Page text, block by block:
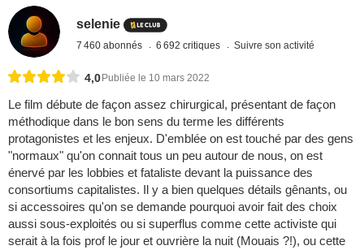
selenie
7 460 abonnés 6 692 critiques Suivre son activité
4,0 Publiée le 10 mars 2022
Le film débute de façon assez chirurgical, présentant de façon
méthodique dans le bon sens du terme les différents
protagonistes et les enjeux. D'emblée on est touché par des gens
"normaux" qu'on connait tous un peu autour de nous, on est
énervé par les lobbies et fataliste devant la puissance des
consortiums capitalistes. Il y a bien quelques détails gênants, ou
si accessoires qu'on se demande pourquoi avoir fait des choix
aussi sous-exploités ou si superflus comme cette activiste qui
serait à la fois prof le jour et ouvrière la nuit (Mouais ?!), ou cette